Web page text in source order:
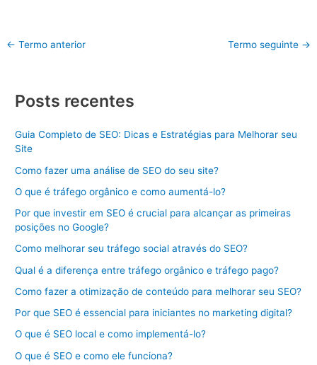
← Termo anterior Termo seguinte →
Posts recentes
Guia Completo de SEO: Dicas e Estratégias para Melhorar seu
Site
Como fazer uma análise de SEO do seu site?
O que é tráfego orgânico e como aumentá-lo?
Por que investir em SEO é crucial para alcançar as primeiras
posições no Google?
Como melhorar seu tráfego social através do SEO?
Qual é a diferença entre tráfego orgânico e tráfego pago?
Como fazer a otimização de conteúdo para melhorar seu SEO?
Por que SEO é essencial para iniciantes no marketing digital?
O que é SEO local e como implementá-lo?
O que é SEO e como ele funciona?